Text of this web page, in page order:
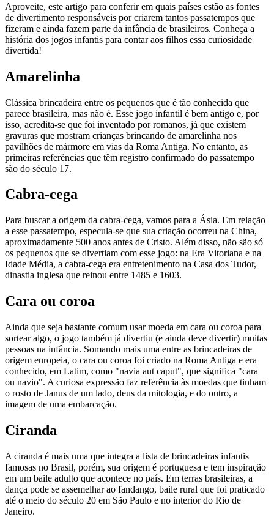
Aproveite, este artigo para conferir em quais países estão as fontes
de divertimento responsáveis por criarem tantos passatempos que
fizeram e ainda fazem parte da infância de brasileiros. Conheça a
história dos jogos infantis para contar aos filhos essa curiosidade
divertida!
Amarelinha
Clássica brincadeira entre os pequenos que é tão conhecida que
parece brasileira, mas não é. Esse jogo infantil é bem antigo e, por
isso, acredita-se que foi inventado por romanos, já que existem
gravuras que mostram crianças brincando de amarelinha nos
pavilhões de mármore em vias da Roma Antiga. No entanto, as
primeiras referências que têm registro confirmado do passatempo
são do século 17.
Cabra-cega
Para buscar a origem da cabra-cega, vamos para a Ásia. Em relação
a esse passatempo, especula-se que sua criação ocorreu na China,
aproximadamente 500 anos antes de Cristo. Além disso, não são só
os pequenos que se divertiam com esse jogo: na Era Vitoriana e na
Idade Média, a cabra-cega era entretenimento na Casa dos Tudor,
dinastia inglesa que reinou entre 1485 e 1603.
Cara ou coroa
Ainda que seja bastante comum usar moeda em cara ou coroa para
sortear algo, o jogo também já divertiu (e ainda deve divertir) muitas
pessoas na infância. Somando mais uma entre as brincadeiras de
origem europeia, o cara ou coroa foi criado na Roma Antiga e era
conhecido, em Latim, como "navia aut caput", que significa "cara
ou navio". A curiosa expressão faz referência às moedas que tinham
o rosto de Janus de um lado, deus da mitologia, e do outro, a
imagem de uma embarcação.
Ciranda
A ciranda é mais uma que integra a lista de brincadeiras infantis
famosas no Brasil, porém, sua origem é portuguesa e tem inspiração
em um baile adulto que acontece no país. Em terras brasileiras, a
dança pode se assemelhar ao fandango, baile rural que foi praticado
até o meio do século 20 em São Paulo e no interior do Rio de
Janeiro.